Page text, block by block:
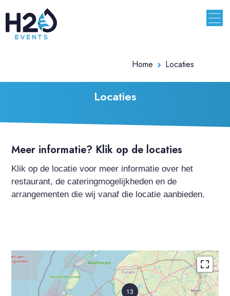
Home Locaties
Locaties
Meer informatie? Klik op de locaties
Klik op de locatie voor meer informatie over het
restaurant, de cateringmogelijkheden en de
arrangementen die wij vanaf die locatie aanbieden.
13